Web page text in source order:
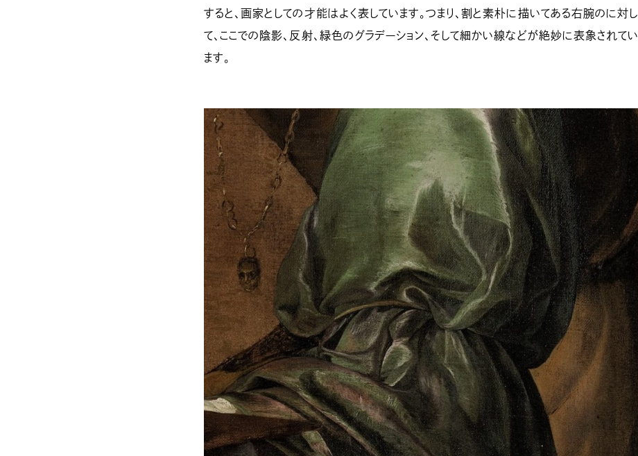
すると、画家としての才能はよく表しています。つまり、割と素朴に描いてある右腕のに対し
て、ここでの陰影、反射、緑色のグラデーション、そして細かい線などが絶妙に表象されてい
ます。